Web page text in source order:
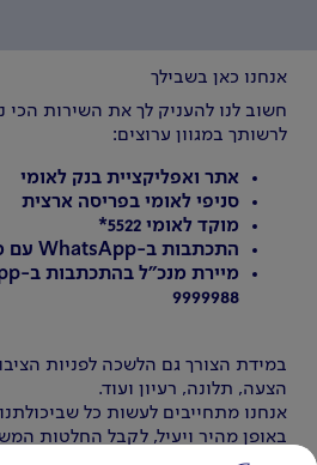
אנחנו כאן בשבילך
חשוב לנו להעניק לך את השירות הכי
לרשותך במגוון ערוצים:
אתר ואפליקציית בנק לאומי
סניפי לאומי בפריסה ארצית
מוקד לאומי 5522*
התכתבות ב-WhatsApp עם מנהלי הסניפים
9999988
במידת הצורך גם הלשכה לפניות
הצעה, תלונה, רעיון ועוד.
אנחנו מתחייבים לעשות כל
באופן מהיר ויעיל, לקבל החלטות